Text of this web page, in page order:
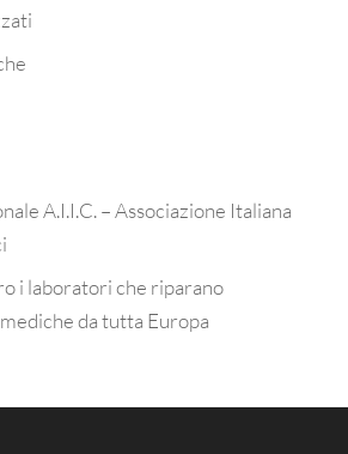
A.I.I.C. – Associazione Italiana
i laboratori che riparano
da tutta Europa